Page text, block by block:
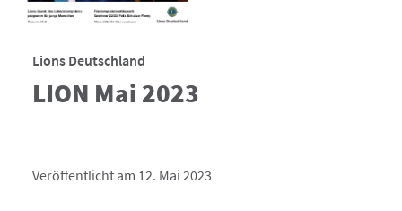
Lions Deutschland
LION Mai 2023
Veröffentlicht am 12. Mai 2023